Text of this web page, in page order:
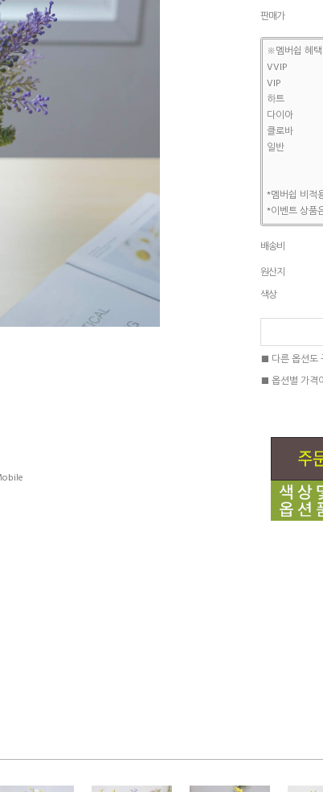
판매가
※멤버쉽 혜
VVIP
VIP
하트
다이아
클로바
일반
*멤버쉽 비적
*이벤트 상품
배송비
원산지
색상
■ 다른 옵션도
■ 옵션별 가격